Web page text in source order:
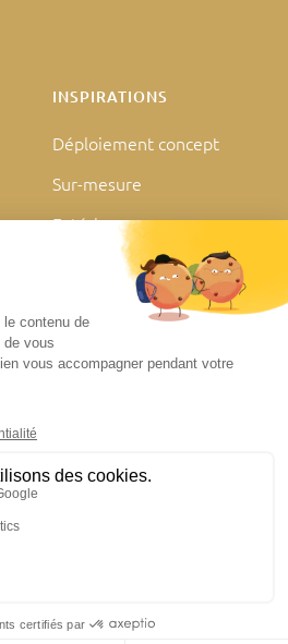
INSPIRATIONS
Déploiement concept
Sur-mesure
Extérieur
Plan du site